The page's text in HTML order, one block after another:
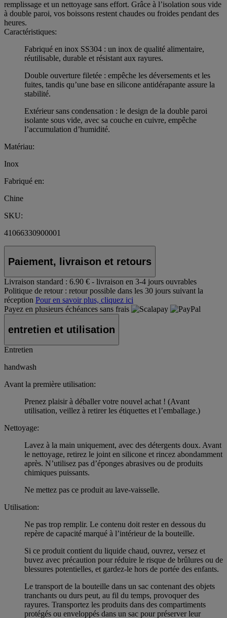
remplissage et un nettoyage sans effort. Grâce à l’isolation sous vide
à double paroi, vos boissons restent chaudes ou froides pendant des
heures.
Caractéristiques:
Fabriqué en inox SS304 : un inox de qualité alimentaire,
réutilisable, durable et résistant aux rayures.
Double ouverture filetée : empêche les déversements et les
fuites, tandis qu’une base en silicone antidérapante assure la
stabilité.
Extérieur sans condensation : le design de la double paroi
isolante sous vide, avec sa couche en cuivre, empêche
l’accumulation d’humidité.
Matériau:
Inox
Fabriqué en:
Chine
SKU:
41066330900001
Paiement, livraison et retours
Livraison standard : 6.90 € - livraison en 3-4 jours ouvrables
Politique de retour : retour possible dans les 30 jours suivant la
réception Pour en savoir plus, cliquez ici
Payez en plusieurs échéances sans frais
entretien et utilisation
Entretien
handwash
Avant la première utilisation:
Prenez plaisir à déballer votre nouvel achat ! (Avant
utilisation, veillez à retirer les étiquettes et l’emballage.)
Nettoyage:
Lavez à la main uniquement, avec des détergents doux. Avant
le nettoyage, retirez le joint en silicone et rincez abondamment
après. N’utilisez pas d’éponges abrasives ou de produits
chimiques puissants.
Ne mettez pas ce produit au lave-vaisselle.
Utilisation:
Ne pas trop remplir. Le contenu doit rester en dessous du
repère de capacité marqué à l’intérieur de la bouteille.
Si ce produit contient du liquide chaud, ouvrez, versez et
buvez avec précaution pour réduire le risque de brûlures ou de
blessures potentielles, et gardez-le hors de portée des enfants.
Le transport de la bouteille dans un sac contenant des objets
tranchants ou durs peut, au fil du temps, provoquer des
rayures. Transportez les produits dans des compartiments
protégés ou enveloppés dans un sac pour préserver leur